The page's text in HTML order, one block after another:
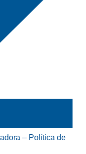
– Política de